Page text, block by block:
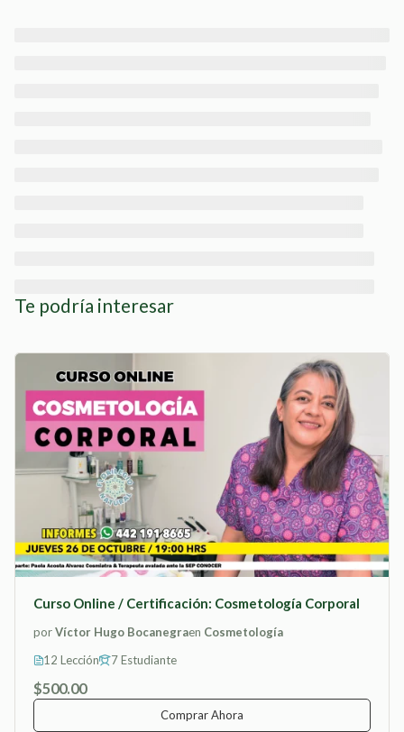
Te podría interesar
Curso Online / Certificación: Cosmetología Corporal
porVíctor Hugo Bocanegraen Cosmetología
12 Lección
7 Estudiante
$500.00
Comprar Ahora